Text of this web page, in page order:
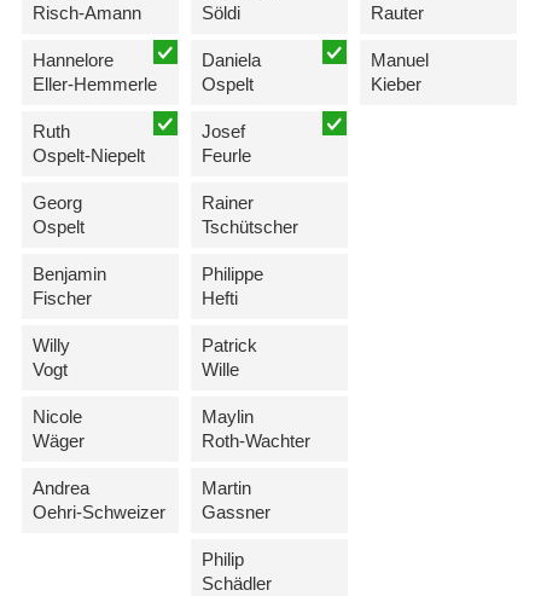
Risch-Amann
Hannelore
Eller-Hemmerle
Ruth
Ospelt-Niepelt
Georg
Ospelt
Benjamin
Fischer
Willy
Vogt
Nicole
Wäger
Andrea
Oehri-Schweizer
Söldi
Daniela
Ospelt
Josef
Feurle
Rainer
Tschütscher
Philippe
Hefti
Patrick
Wille
Maylin
Roth-Wachter
Martin
Gassner
Philip
Schädler
Rauter
Manuel
Kieber